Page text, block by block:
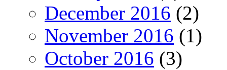
December 2016 (2)
November 2016 (1)
October 2016 (3)